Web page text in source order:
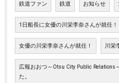
鉄道ファン 鉄道 お知らせ
1日船長に女優の川栄李奈さんが就任！
女優の川栄李奈さんが就任！ 川栄
広報おおつ～Otsu City Public
た。